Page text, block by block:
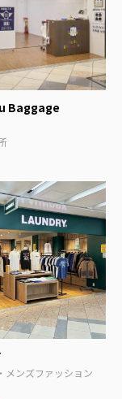
Baggage
メンズファッション